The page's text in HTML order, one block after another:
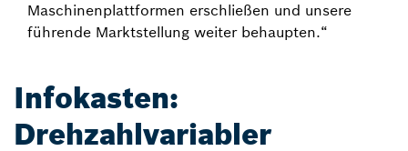
Maschinenplattformen erschließen und unsere
führende Marktstellung weiter behaupten.“
Infokasten:
Drehzahlvariabler